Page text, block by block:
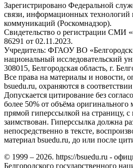
Зарегистрировано Федеральной
связи, информационных технологий
коммуникаций (Роскомнадзор).
Свидетельство о регистрации СМИ
86291 от 02.11.2023.
Учредитель: ФГАОУ ВО
национальный исследовательский
308015, Белгородская область, г.
Все права на материалы и новости,
bsuedu.ru, охраняются в
Допускается цитирование без
более 50% от объёма оригинального
прямой гиперссылкой на страницу, с
заимствован. Гиперссылка должна
непосредственно в тексте,
материал bsuedu.ru, до или после
© 1999 – 2026. https://bsuedu.ru -
Белгородского государственного